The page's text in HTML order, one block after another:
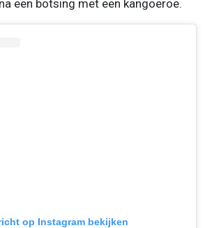
een botsing met een kangoeroe.
op Instagram bekijken